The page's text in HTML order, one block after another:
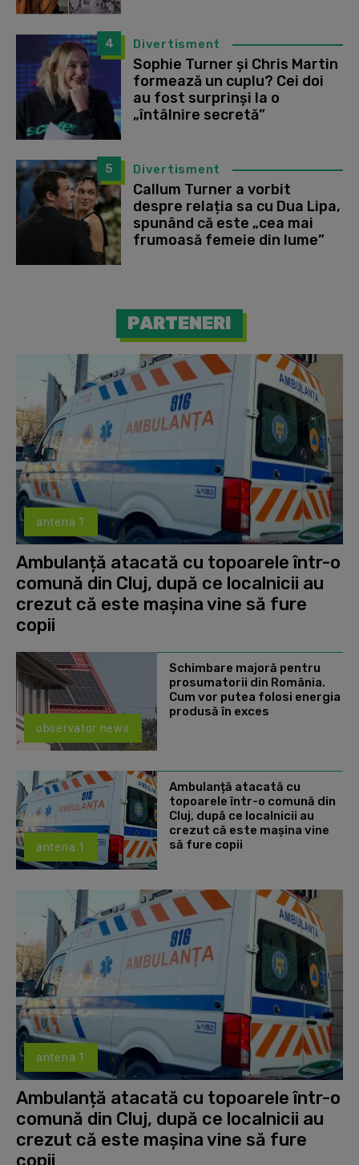
4 Divertisment
Sophie Turner și Chris Martin
formează un cuplu? Cei doi
au fost surprinși la o
„întâlnire secretă”
5 Divertisment
Callum Turner a vorbit
despre relația sa cu Dua Lipa,
spunând că este „cea mai
frumoasă femeie din lume”
PARTENERI
antena 1
Ambulanță atacată cu topoarele într-o
comună din Cluj, după ce localnicii au
crezut că este mașina vine să fure
copii
observator news
Schimbare majoră pentru
prosumatorii din România.
Cum vor putea folosi energia
produsă în exces
antena 1
Ambulanță atacată cu
topoarele într-o comună din
Cluj, după ce localnicii au
crezut că este mașina vine
să fure copii
antena 1
Ambulanță atacată cu topoarele într-o
comună din Cluj, după ce localnicii au
crezut că este mașina vine să fure
copii